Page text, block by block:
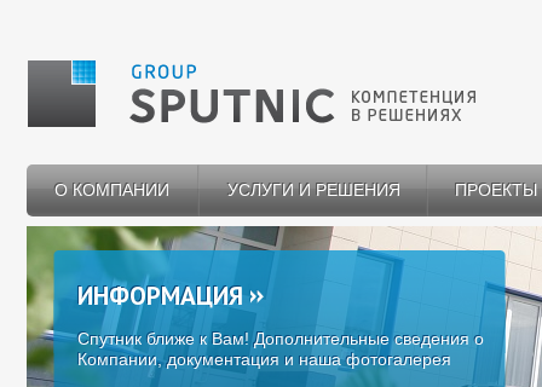
О КОМПАНИИ УСЛУГИ И РЕШЕНИЯ ПРОЕКТЫ
ИНФОРМАЦИЯ
Спутник ближе к Вам! Дополнительные сведения о
Компании, документация и наша фотогалерея